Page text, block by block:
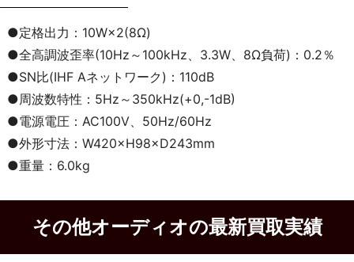
●定格出力：10W×2(8Ω)
●全高調波歪率(10Hz～100kHz、3.3W、8Ω負荷)：0.2％
●SN比(IHF Aネットワーク)：110dB
●周波数特性：5Hz～350kHz(+0,-1dB)
●電源電圧：AC100V、50Hz/60Hz
●外形寸法：W420×H98×D243mm
●重量：6.0kg
その他オーディオの最新買取実績